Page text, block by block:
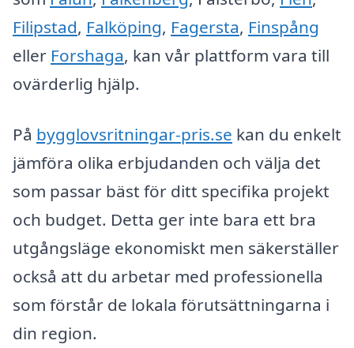
Filipstad, Falköping, Fagersta, Finspång
eller Forshaga, kan vår plattform vara till
ovärderlig hjälp.
På bygglovsritningar-pris.se kan du enkelt
jämföra olika erbjudanden och välja det
som passar bäst för ditt specifika projekt
och budget. Detta ger inte bara ett bra
utgångsläge ekonomiskt men säkerställer
också att du arbetar med professionella
som förstår de lokala förutsättningarna i
din region.